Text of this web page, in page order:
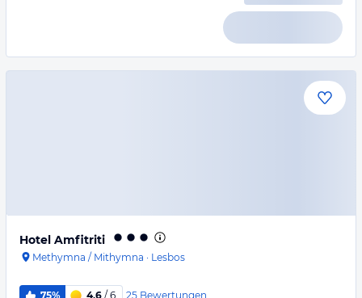
Hotel Amfitriti
Methymna / Mithymna · Lesbos
75% 4,6 / 6 25 Bewertungen